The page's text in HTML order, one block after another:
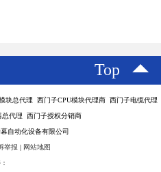
Top
块总代理 西门子CPU模块代理商 西门子电缆代理
代理 西门子授权分销商
自动化设备有限公司
举报 | 网站地图